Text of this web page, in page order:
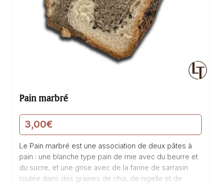
Pain marbré
3,00€
Le Pain marbré est une association de deux pâtes à
pain : une blanche type pain de mie avec du beurre et
du sucre, et une grise avec de la farine de sarrasin
roulée dans des graines de chia, de nigelle et de